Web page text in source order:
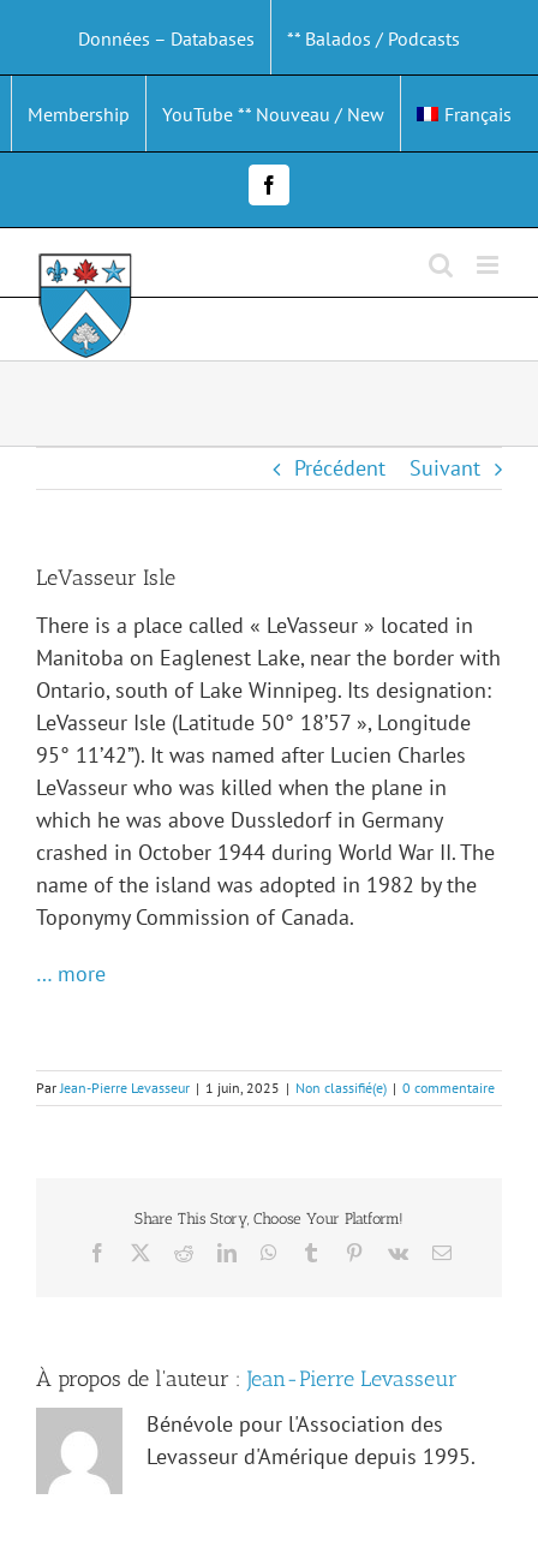
contenu
Données – Databases ** Balados / Podcasts
Membership YouTube ** Nouveau / New Français
Facebook
Précédent Suivant
LeVasseur Isle
There is a place called « LeVasseur » located in
Manitoba on Eaglenest Lake, near the border with
Ontario, south of Lake Winnipeg. Its designation:
LeVasseur Isle (Latitude 50° 18’57 », Longitude
95° 11’42”). It was named after Lucien Charles
LeVasseur who was killed when the plane in
which he was above Dussledorf in Germany
crashed in October 1944 during World War II. The
name of the island was adopted in 1982 by the
Toponymy Commission of Canada.
… more
ParJean-Pierre Levasseur | 1 juin, 2025 | Non classifié(e) | 0 commentaire
Share This Story, Choose Your Platform!
Facebook RedditLinkedInWhatsApp
Tumblr Pinterest
Vk Email
À propos de l'auteur : Jean-Pierre Levasseur
Bénévole pour l'Association des
Levasseur d'Amérique depuis 1995.